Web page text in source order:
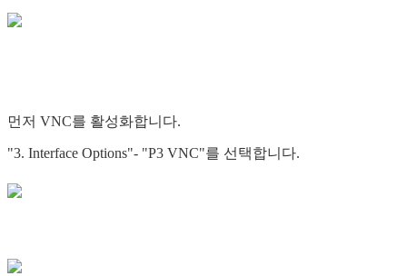
먼저 VNC를 활성화합니다.
"3. Interface Options"- "P3 VNC"를 선택합니다.